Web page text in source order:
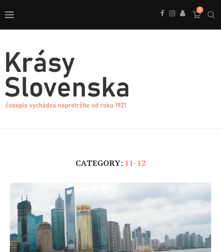
0
CATEGORY: 11-12